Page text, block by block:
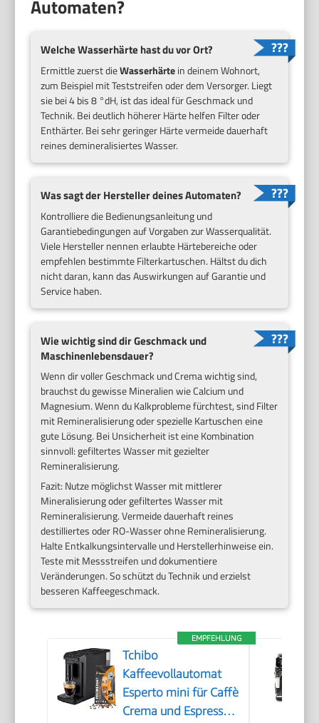
Automaten?
Welche Wasserhärte hast du vor Ort?
Ermittle zuerst dieWasserhärtein deinem Wohnort,
zum Beispiel mit Teststreifen oder dem Versorger. Liegt
sie bei 4 bis 8 °dH, ist das ideal für Geschmack und
Technik. Bei deutlich höherer Härte helfen Filter oder
Enthärter. Bei sehr geringer Härte vermeide dauerhaft
reines demineralisiertes Wasser.
Was sagt der Hersteller deines Automaten?
Kontrolliere die Bedienungsanleitung und
Garantiebedingungen auf Vorgaben zur Wasserqualität.
Viele Hersteller nennen erlaubte Härtebereiche oder
empfehlen bestimmte Filterkartuschen. Hältst du dich
nicht daran, kann das Auswirkungen auf Garantie und
Service haben.
Wie wichtig sind dir Geschmack und
Maschinenlebensdauer?
Wenn dir voller Geschmack und Crema wichtig sind,
brauchst du gewisse Mineralien wie Calcium und
Magnesium. Wenn du Kalkprobleme fürchtest, sind Filter
mit Remineralisierung oder spezielle Kartuschen eine
gute Lösung. Bei Unsicherheit ist eine Kombination
sinnvoll: gefiltertes Wasser mit gezielter
Remineralisierung.
Fazit: Nutze möglichst Wasser mit mittlerer
Mineralisierung oder gefiltertes Wasser mit
Remineralisierung. Vermeide dauerhaft reines
destilliertes oder RO-Wasser ohne Remineralisierung.
Halte Entkalkungsintervalle und Herstellerhinweise ein.
Teste mit Messstreifen und dokumentiere
Veränderungen. So schützt du Technik und erzielst
besseren Kaffeegeschmack.
EMPFEHLUNG
Tchibo
Kaffeevollautomat
Esperto mini für Caffè
Crema und Espresso,